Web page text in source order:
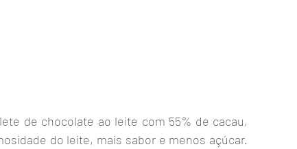
de chocolate ao leite com 55% de cacau,
do leite, mais sabor e menos açúcar.